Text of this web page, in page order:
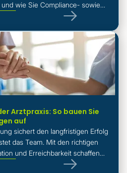
wie Sie Compliance- sowie
Arztpraxis: So bauen Sie
auf
sichert den langfristigen Erfolg
das Team. Mit den richtigen
und Erreichbarkeit schaffen